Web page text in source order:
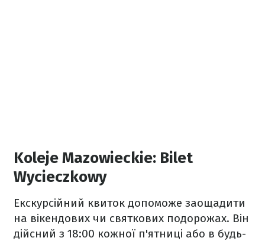
Koleje Mazowieckie: Bilet
Wycieczkowy
Екскурсійний квиток допоможе заощадити
на вікендових чи святкових подорожах. Він
дійсний з 18:00 кожної п'ятниці або в будь-